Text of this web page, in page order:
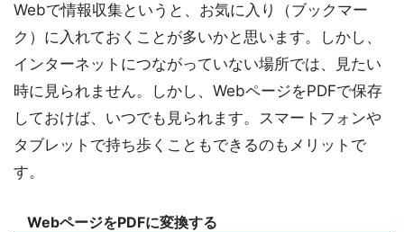
Webで情報収集というと、お気に入り（ブックマー
ク）に入れておくことが多いかと思います。しかし、
インターネットにつながっていない場所では、見たい
時に見られません。しかし、WebページをPDFで保存
しておけば、いつでも見られます。スマートフォンや
タブレットで持ち歩くこともできるのもメリットで
す。
WebページをPDFに変換する